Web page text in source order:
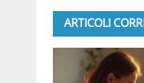
ARTICOLI